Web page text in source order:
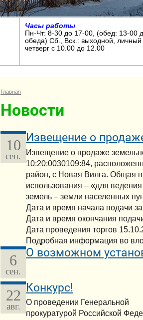
Часы работы
Пн-Чт: 8-30 до 17-00, (обед: 13-00
обеда) Сб., Вск.: выходной,
четверг с 10.00 до 12.00
Главная
Новости
10
сен.
Извещение о
Извещение о продаже
10:20:0030109:84,
район, с Новая Вилга. Общая
использования – «для
земель – земли населенных
Дата и время начала подачи
Дата и время окончания
Дата проведения торгов
Подробная информация во
6
сен.
О возможном
22
авг.
Конкурс!
О проведении Генеральной
прокуратурой Российской